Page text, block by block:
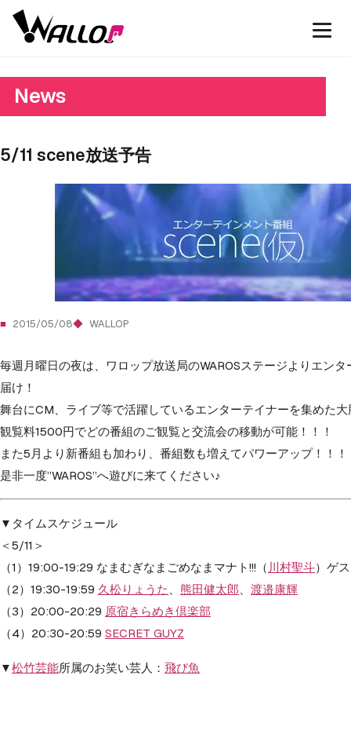
News
5/11 scene放送予告
2015/05/08 WALLOP
毎週月曜日の夜は、ワロップ放送局のWAROSステージよりエン
届け！
舞台にCM、ライブ等で活躍しているエンターテイナーを集めた
観覧料1500円でどの番組のご観覧と交流会の移動が可能！！！
また5月より新番組も加わり、番組数も増えてパワーアップ！！！
是非一度”WAROS”へ遊びに来てください♪
▼タイムスケジュール
＜5/11＞
（1）19:00-19:29 なまむぎなまごめなまマナト!!!（ 川村聖斗）ゲ
（2）19:30-19:59 久松りょうた 、 熊田健太郎、 渡邉康輝
（3）20:00-20:29 原宿きらめき倶楽部
（4）20:30-20:59 SECRET GUYZ
▼松竹芸能所属のお笑い芸人： 飛び魚